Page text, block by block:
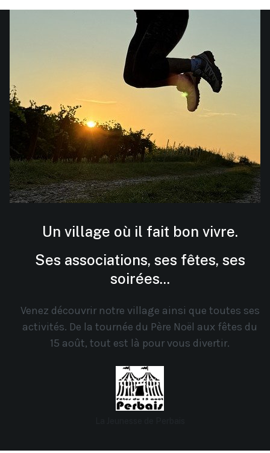
Un village où il fait bon vivre.
Ses associations, ses fêtes, ses
soirées...
Venez découvrir notre village ainsi que toutes ses
activités. De la tournée du Père Noël aux fêtes du
15 août, tout est là pour vous divertir.